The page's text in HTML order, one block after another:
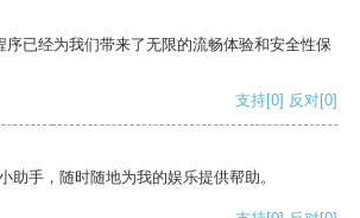
序已经为我们带来了无限的流畅体验和安全性保
支持[0] 反对[0]
助手，随时随地为我的娱乐提供帮助。